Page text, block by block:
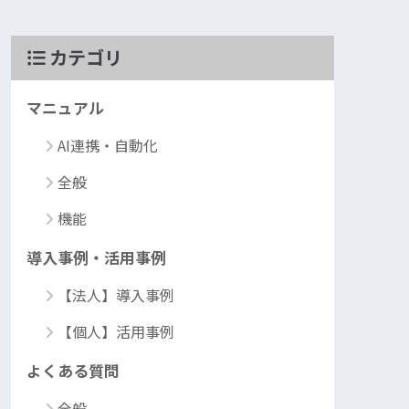
カテゴリ
マニュアル
AI連携・自動化
全般
機能
導入事例・活用事例
【法人】導入事例
【個人】活用事例
よくある質問